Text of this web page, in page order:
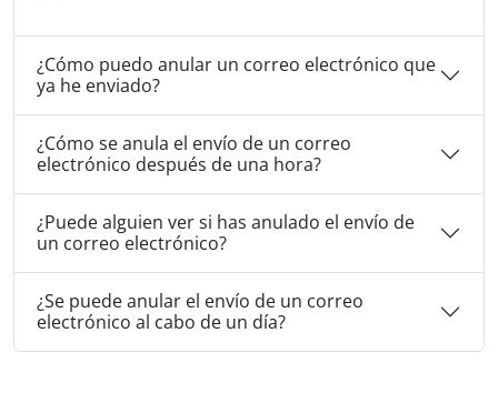
¿Cómo puedo anular un correo electrónico que
ya he enviado?
¿Cómo se anula el envío de un correo
electrónico después de una hora?
¿Puede alguien ver si has anulado el envío de
un correo electrónico?
¿Se puede anular el envío de un correo
electrónico al cabo de un día?